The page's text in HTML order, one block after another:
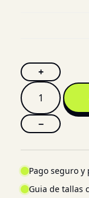
+
−
Pago seguro y
Guia de tallas